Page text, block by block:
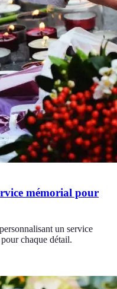
mémorial pour
un service
chaque détail.